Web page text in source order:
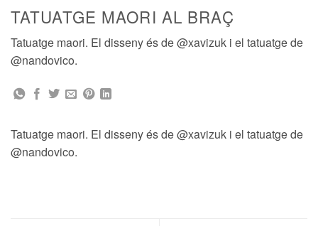
TATUATGE MAORI AL BRAÇ
Tatuatge maori. El disseny és de @xavizuk i el tatuatge de
@nandovico.
Tatuatge maori. El disseny és de @xavizuk i el tatuatge de
@nandovico.